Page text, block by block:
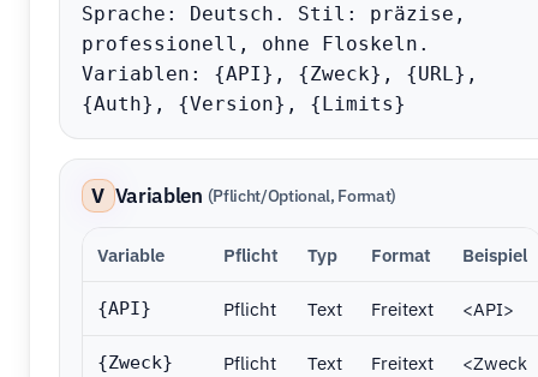
Sprache: Deutsch. Stil: präzise,
professionell, ohne Floskeln.
Variablen: {API}, {Zweck}, {URL},
{Auth}, {Version}, {Limits}
V Variablen (Pflicht/Optional, Format)
Variable Pflicht Typ Format Beispiel
{API} Pflicht Text Freitext <API>
{Zweck} Pflicht Text Freitext
<Zweck